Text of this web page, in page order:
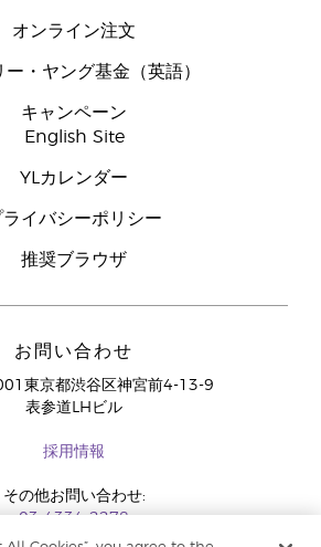
オンライン注文
ー・ヤング基金（英語）
キャンペーン
English Site
YLカレンダー
ライバシーポリシー
推奨ブラウザ
お問い合わせ
東京都渋谷区神宮前4-13-9
表参道LHビル
採用情報
その他お問い合わせ:
03-4334-2278